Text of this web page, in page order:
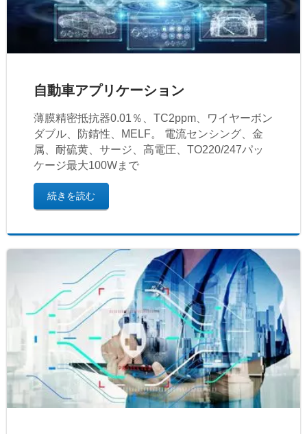
自動車アプリケーション
薄膜精密抵抗器0.01％、TC2ppm、ワイヤーボン
ダブル、防錆性、MELF。 電流センシング、金
属、耐硫黄、サージ、高電圧、TO220/247パッ
ケージ最大100Wまで
続きを読む